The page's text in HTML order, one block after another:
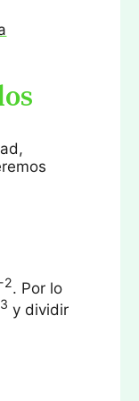
-2. Por lo
3 y dividir